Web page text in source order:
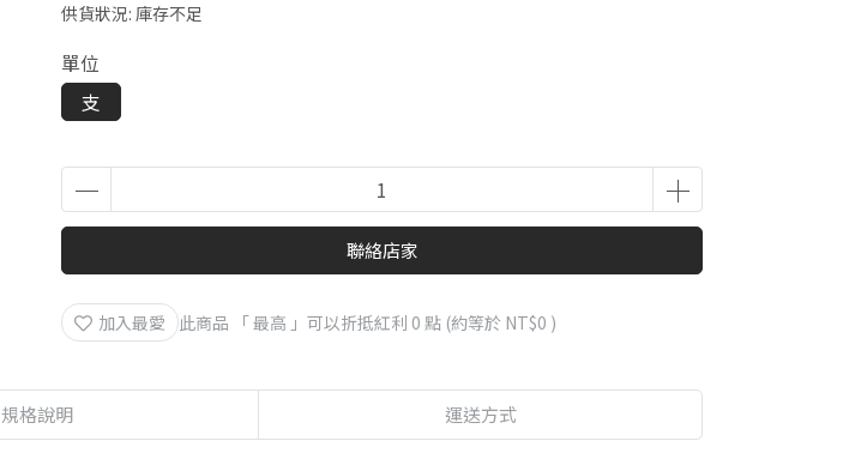
供貨狀況: 庫存不足
單位
支
聯絡店家
加入最愛 此商品 「 最高 」可以折抵紅利 0 點 (約等於 NT$0 )
規格說明 運送方式